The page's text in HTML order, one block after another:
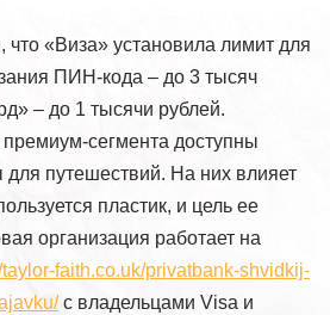
что «Виза» установила лимит для
ПИН-кода – до 3 тысяч
– до 1 тысячи рублей.
сегмента доступны
путешествий. На них влияет
пластик, и цель ее
организация работает на
taylor-faith.co.uk/privatbank-shvidkij-
с владельцами Visa и